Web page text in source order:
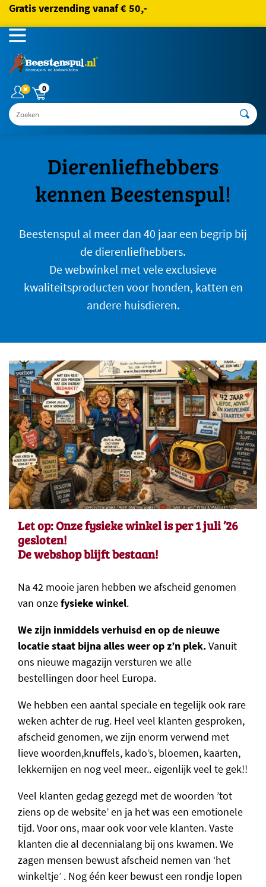
Gratis verzending vanaf € 50,-
0
Zoeken
Dierenliefhebbers
kennen Beestenspul!
Beestenspul al meer dan 40 jaar een begrip bij
de dierenliefhebbers.
De webwinkel met vele exclusieve
kwaliteitsproducten voor honden, katten en
andere huisdieren.
Let op: Onze fysieke winkel is per 1 juli ’26
gesloten!
De webshop blijft bestaan!
Na 42 mooie jaren hebben we afscheid genomen
van onzefysieke winkel.
We zijn inmiddels verhuisd en op de nieuwe
locatie staat bijna alles weer op z’n plek.Vanuit
ons nieuwe magazijn versturen we alle
bestellingen door heel Europa.
We hebben een aantal speciale en tegelijk ook rare
weken achter de rug. Heel veel klanten gesproken,
afscheid genomen, we zijn enorm verwend met
lieve woorden,knuffels, kado’s, bloemen, kaarten,
lekkernijen en nog veel meer.. eigenlijk veel te gek!!
Veel klanten gedag gezegd met de woorden ’tot
ziens op de website’ en ja het was een emotionele
tijd. Voor ons, maar ook voor vele klanten. Vaste
klanten die al decennialang bij ons kwamen. We
zagen mensen bewust afscheid nemen van ‘het
winkeltje’ . Nog één keer bewust een rondje lopen